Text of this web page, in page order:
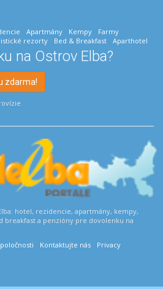
Apartmány Kempy
Farmy
rezorty Bed & Breakfast Aparthotel
na Ostrov Elba?
zdarma!
hotel, rezidencie, apartmány, kempy,
breakfast a penzióny pre dovolenku na
Kontaktujte nás
Privacy